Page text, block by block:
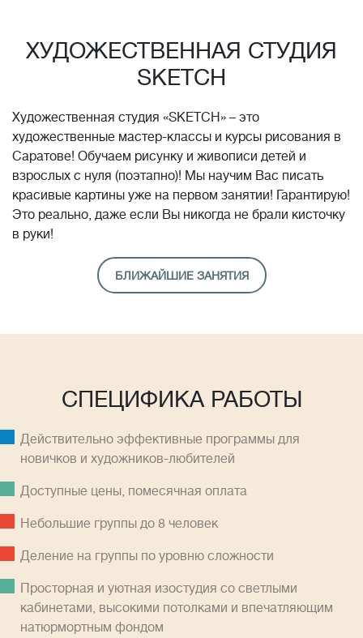
стоимость обучения!*
ХУДОЖЕСТВЕННАЯ СТУДИЯ
SKETCH
Художественная студия «SKETCH» – это
художественные мастер-классы и курсы рисования в
Саратове! Обучаем рисунку и живописи детей и
взрослых с нуля (поэтапно)! Мы научим Вас писать
красивые картины уже на первом занятии! Гарантирую!
Это реально, даже если Вы никогда не брали кисточку
в руки!
БЛИЖАЙШИЕ ЗАНЯТИЯ
СПЕЦИФИКА РАБОТЫ
Действительно эффективные программы для
новичков и художников-любителей
Доступные цены, помесячная оплатa
Небольшие группы до 8 человек
Деление на группы по уровню сложности
Просторная и уютная изостудия со светлыми
кабинетами, высокими потолками и впечатляющим
натюрмортным фондом